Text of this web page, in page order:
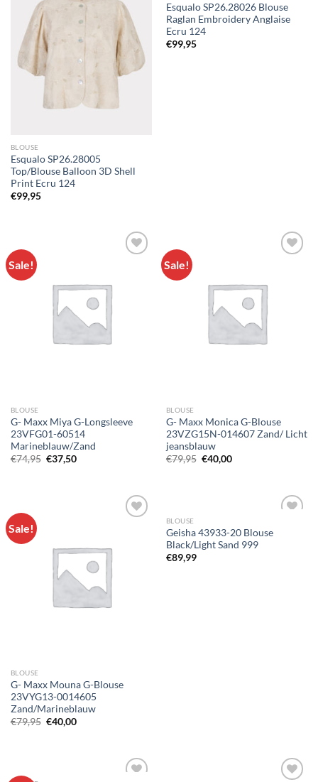
Toevoegen
aan
wenslijst
BLOUSE
Esqualo SP26.28005
Top/Blouse Balloon 3D Shell
Print Ecru 124
€99,95
Toevoegen
Esqualo SP26.28026 Blouse
Raglan Embroidery Anglaise
Ecru 124
€99,95
Sale!
Toevoegen
BLOUSE
G- Maxx Miya G-Longsleeve
23VFG01-60514
Marineblauw/Zand
€74,95 Oorspronkelijke
prijs
€37,50Huidige
Sale!
Toevoegen
BLOUSE
G- Maxx Monica G-Blouse
23VZG15N-014607 Zand/ Licht
jeansblauw
€79,95 Oorspronkelijke
prijs
€40,00Huidige
Sale!
Toevoegen
BLOUSE
G- Maxx Mouna G-Blouse
23VYG13-0014605
Zand/Marineblauw
€79,95 Oorspronkelijke
prijs
€40,00Huidige
BLOUSE
Geisha 43933-20 Blouse
Black/Light Sand 999
€89,99